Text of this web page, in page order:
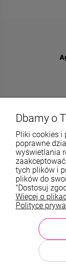
Sklep:
podkarpackie,
Dbamy o
Pliki cookies i
poprawne
wyświetlania
tych plików i
plików do
"Dostosuj
Więcej o
Polityce